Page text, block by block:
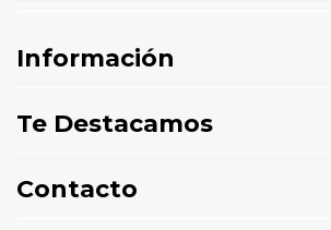
Información
Te Destacamos
Contacto